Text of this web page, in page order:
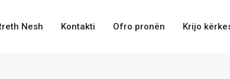
Nesh Kontakti Ofro pronën Krijo